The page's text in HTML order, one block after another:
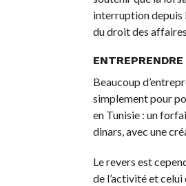
interruption depuis
du droit des
Beaucoup
simplement pour
en Tunisie : un
dinars, avec une
Le revers est
de l’activité et